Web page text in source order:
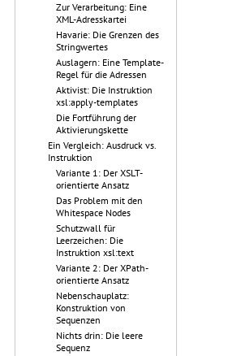
Zur Verarbeitung: Eine
XML-Adresskartei
Havarie: Die Grenzen des
Stringwertes
Auslagern: Eine Template-
Regel für die Adressen
Aktivist: Die Instruktion
xsl:apply-templates
Die Fortführung der
Aktivierungskette
Ein Vergleich: Ausdruck vs.
Instruktion
Variante 1: Der XSLT-
orientierte Ansatz
Das Problem mit den
Whitespace Nodes
Schutzwall für
Leerzeichen: Die
Instruktion xsl:text
Variante 2: Der XPath-
orientierte Ansatz
Nebenschauplatz:
Konstruktion von
Sequenzen
Nichts drin: Die leere
Sequenz